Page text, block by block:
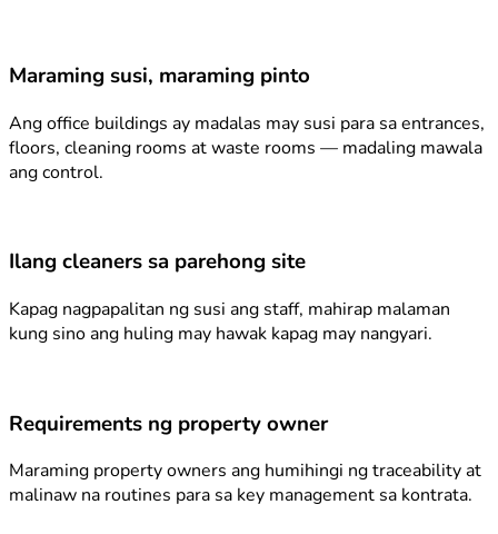
Maraming susi, maraming pinto
Ang office buildings ay madalas may susi para sa entrances,
floors, cleaning rooms at waste rooms — madaling mawala
ang control.
Ilang cleaners sa parehong site
Kapag nagpapalitan ng susi ang staff, mahirap malaman
kung sino ang huling may hawak kapag may nangyari.
Requirements ng property owner
Maraming property owners ang humihingi ng traceability at
malinaw na routines para sa key management sa kontrata.